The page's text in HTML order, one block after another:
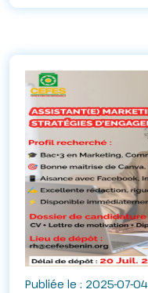
Publiée le : 2025-07-04